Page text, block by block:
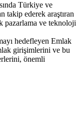
Türkiye ve
takip ederek araştıran
pazarlama ve teknoloji
hedefleyen Emlak
girişimlerini ve bu
önemli